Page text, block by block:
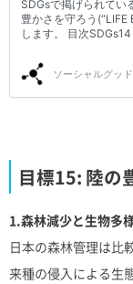
目標15: 陸の
1.森林減少と生物多
日本の森林管理は比
来種の侵入による生